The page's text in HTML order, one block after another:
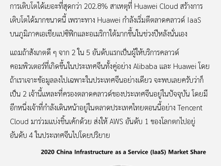
การเติบโตได้เยอะที่สุดกว่า 202.8% สาเหตุที่ Huawei Cloud สร้างการ
เติบโตได้มากขนาดนี้ เพราะทาง Huawei กำลังเริ่มตีตลาดคลาวด์ IaaS
บนภูมิภาคเอเชียแปซิฟิกและอเมริกาใต้มากขึ้นในช่วงปีหลังนั่นเอง
แถมถ้าสังเกตดี ๆ จาก 2 ใน 5 อันดับแรกเป็นผู้ให้บริการคลาวด์
คอมพิวเตอร์ที่เกิดขึ้นในประเทศจีนทั้งคู่อย่าง Alibaba และ Huawei โดย
ถ้าเราเจาะข้อมูลลงไปเฉพาะในประเทศจีนอย่างเดียว จะพบเลยครับว่าก็
เป็น 2 เจ้านี้แหละที่ครองตลาดคลาวด์ของประเทศจีนอยู่ในปัจจุบัน โดยมี
อีกหนึ่งเจ้าที่กำลังเดินหน้าอยู่ในตลาดประเทศไทยตอนนี้อย่าง Tencent
Cloud มาร่วมแบ่งชิ้นเค้กด้วย ส่งให้ AWS อันดับ 1 ของโลกตกไปอยู่
อันดับ 4 ในประเทศจีนไปโดยปริยาย